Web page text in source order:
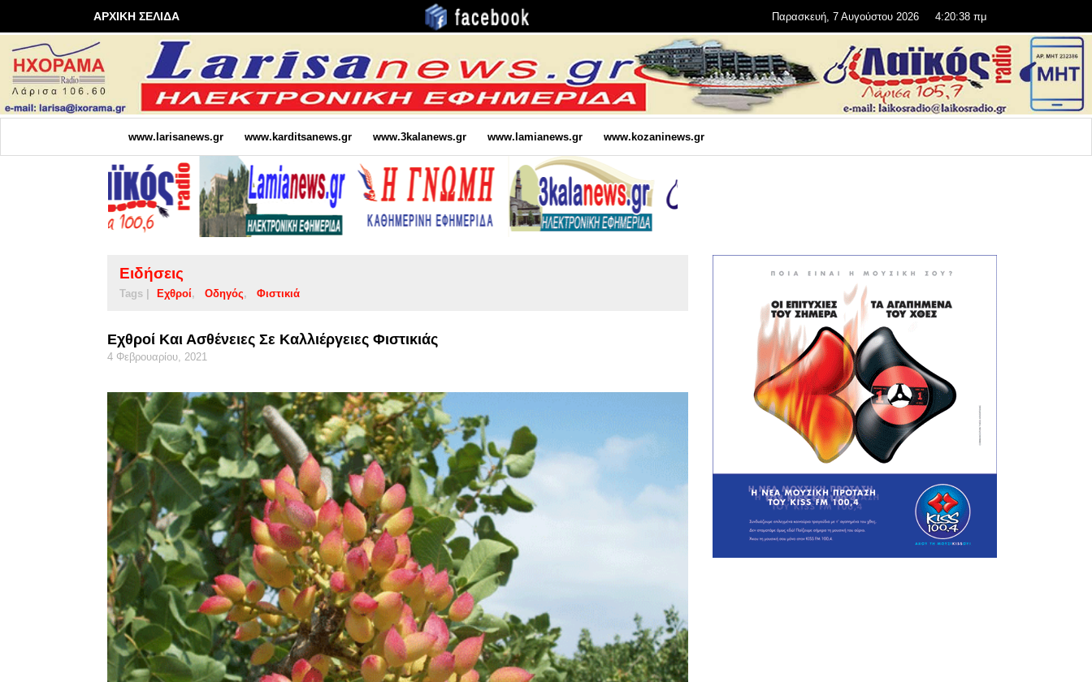
ΑΡΧΙΚΗ ΣΕΛΙΔΑ Παρασκευή, 7 Αυγούστου 2026 4:20:39 πμ
www.larisanews.gr www.karditsanews.gr www.3kalanews.gr www.lamianews.gr www.kozaninews.gr
Ειδήσεις
Tags | Εχθροί Οδηγός Φιστικιά
Εχθροί Και Ασθένειες Σε Καλλιέργειες Φιστικιάς
4 Φεβρουαρίου, 2021